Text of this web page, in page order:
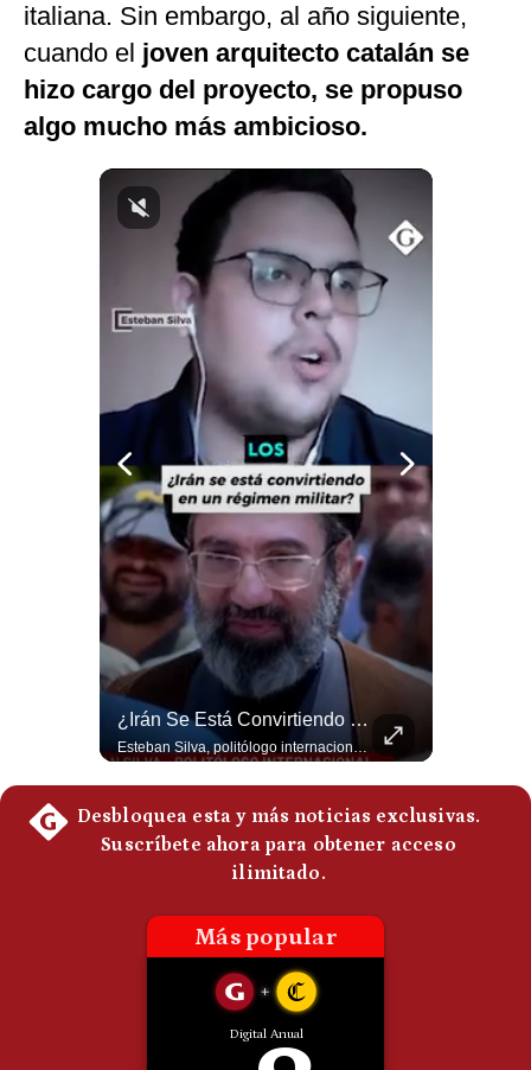
Fotogalerías
gestion.pe
Frecuentes
italiana. Sin embargo, al año siguiente,
cuando el joven arquitecto catalán se
hizo cargo del proyecto, se propuso
algo mucho más ambicioso.
¿Irán Se Está Convirtiendo En Un Régimen Militar? | #radar24
Esteban Silva, politólogo internacional, señala que algunos analistas consideran que la estructura religiosa iraní estaría sirviendo para sostener el poder de una cúpula militar. Explica que la Guardia Revolucionaria está aumentando su influencia sobre la seguridad, las decisiones estratégicas y hasta asuntos económicos como el estrecho de Ormuz. #Iran #GuardiaRevolucionaria #Geopolitica #NoticiasInternacionales #Shorts 👉 Suscríbete y activa la campana para no perderte nuestro análisis diario. 🌎 Síguenos en nuestras redes sociales: 📌 Web oficial: https://gestion.pe/mundo/ 📌 LinkedIn: http://bit.ly/3HYIET0 📌 X (Twitter): http://bit.ly/4noZtX9 📌 TikTok: http://bit.ly/4evB6TO